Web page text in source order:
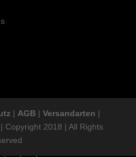
| AGB| Versandarten |
| Copyright 2018 | All Rights